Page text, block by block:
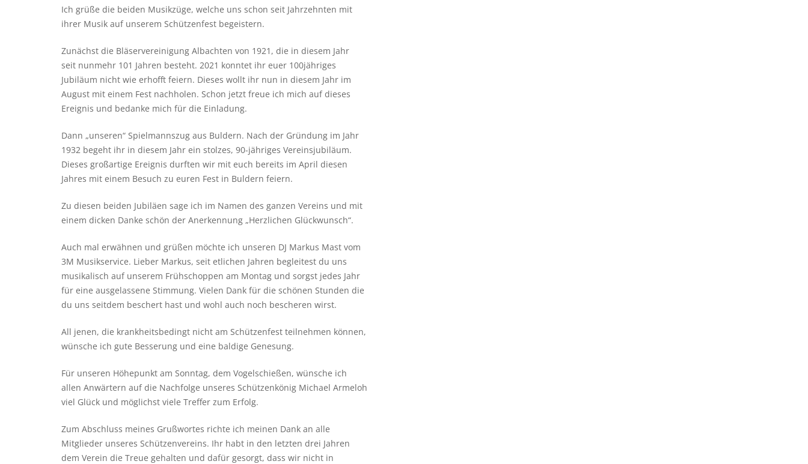
Ich grüße die beiden Musikzüge, welche uns schon seit Jahrzehnten mit
ihrer Musik auf unserem Schützenfest begeistern.
Zunächst die Bläservereinigung Albachten von 1921, die in diesem Jahr
seit nunmehr 101 Jahren besteht. 2021 konntet ihr euer 100jähriges
Jubiläum nicht wie erhofft feiern. Dieses wollt ihr nun in diesem Jahr im
August mit einem Fest nachholen. Schon jetzt freue ich mich auf dieses
Ereignis und bedanke mich für die Einladung.
Dann „unseren“ Spielmannszug aus Buldern. Nach der Gründung im Jahr
1932 begeht ihr in diesem Jahr ein stolzes, 90-jähriges Vereinsjubiläum.
Dieses großartige Ereignis durften wir mit euch bereits im April diesen
Jahres mit einem Besuch zu euren Fest in Buldern feiern.
Zu diesen beiden Jubiläen sage ich im Namen des ganzen Vereins und mit
einem dicken Danke schön der Anerkennung „Herzlichen Glückwunsch“.
Auch mal erwähnen und grüßen möchte ich unseren DJ Markus Mast vom
3M Musikservice. Lieber Markus, seit etlichen Jahren begleitest du uns
musikalisch auf unserem Frühschoppen am Montag und sorgst jedes Jahr
für eine ausgelassene Stimmung. Vielen Dank für die schönen Stunden die
du uns seitdem beschert hast und wohl auch noch bescheren wirst.
All jenen, die krankheitsbedingt nicht am Schützenfest teilnehmen können,
wünsche ich gute Besserung und eine baldige Genesung.
Für unseren Höhepunkt am Sonntag, dem Vogelschießen, wünsche ich
allen Anwärtern auf die Nachfolge unseres Schützenkönig Michael Armeloh
viel Glück und möglichst viele Treffer zum Erfolg.
Zum Abschluss meines Grußwortes richte ich meinen Dank an alle
Mitglieder unseres Schützenvereins. Ihr habt in den letzten drei Jahren
dem Verein die Treue gehalten und dafür gesorgt, dass wir nicht in